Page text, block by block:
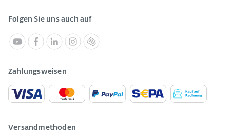
Folgen Sie uns auch auf
Zahlungsweisen
Versandmethoden